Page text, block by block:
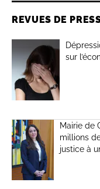
REVUES DE
sur
Mairie de
millions
justice à